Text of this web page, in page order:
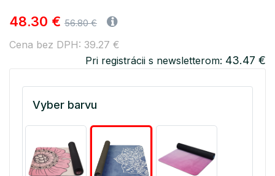
48.30 € 56.80 €
Cena bez DPH: 39.27 €
Pri registrácii s newsletterom: 43.47 €
Vyber barvu